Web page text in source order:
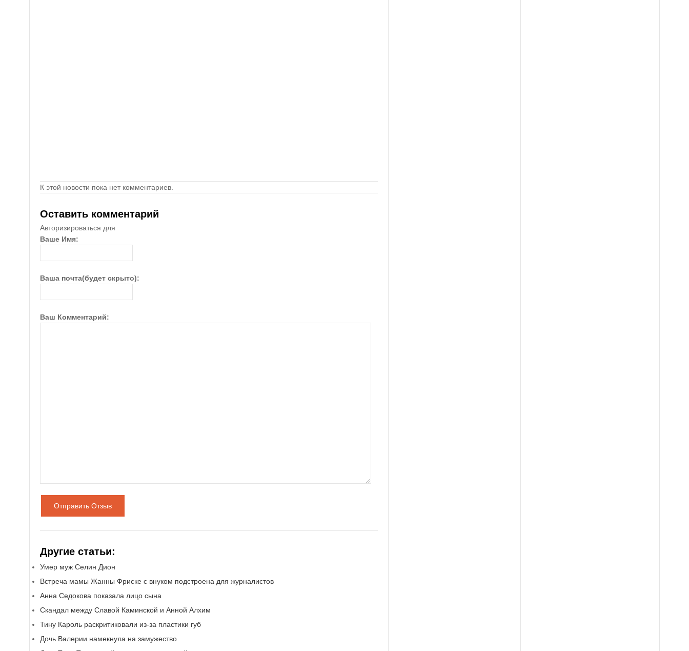
К этой новости пока нет комментариев.
Оставить комментарий
Авторизироваться для
Ваше Имя:
Ваша почта(будет скрыто):
Ваш Комментарий:
Отправить Отзыв
Другие статьи:
Умер муж Селин Дион
Встреча мамы Жанны Фриске с внуком подстроена для журналистов
Анна Седокова показала лицо сына
Скандал между Славой Каминской и Анной Алхим
Тину Кароль раскритиковали из-за пластики губ
Дочь Валерии намекнула на замужество